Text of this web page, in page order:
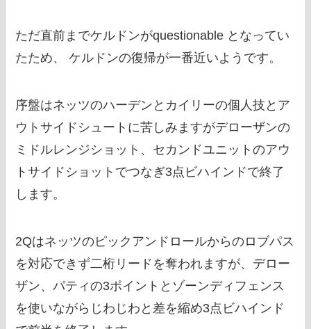
ただ直前までケルドンがquestionable となってい
たため、 ケルドンの復帰が一番近いようです。
序盤はネッツのハーデンとカイリーの個人技とア
ウトサイドシュートに苦しみますがデローザンの
ミドルレンジショット、セカンドユニットのアウ
トサイドショットでつなぎ3点ビハインドで終了
します。
2Qはネッツのピックアンドロールからのロブパス
を対応できず二桁リードを奪われますが、デロー
ザン、パティの3ポイントとゾーンディフェンス
を使いながらじわじわと差を縮め3点ビハインド